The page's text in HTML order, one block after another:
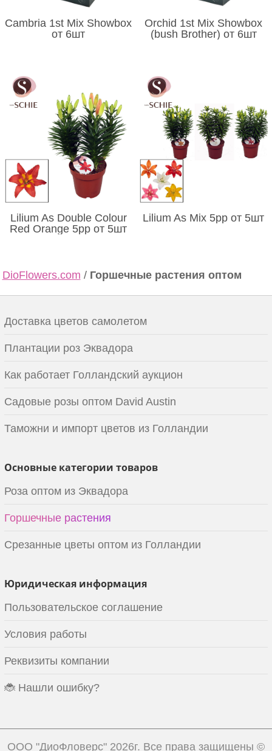
Cambria 1st Mix Showbox
от 6шт
Orchid 1st Mix Showbox
(bush Brother) от 6шт
Lilium As Double Colour
Red Orange 5pp от 5шт
Lilium As Mix 5pp от 5шт
DioFlowers.com / Горшечные растения оптом
Доставка цветов самолетом
Плантации роз Эквадора
Как работает Голландский аукцион
Садовые розы оптом David Austin
Таможни и импорт цветов из Голландии
Основные категории товаров
Роза оптом из Эквадора
Горшечные растения
Срезанные цветы оптом из Голландии
Юридическая информация
Пользовательское соглашение
Условия работы
Реквизиты компании
🐞 Нашли ошибку?
ООО "ДиоФловерс" 2026г. Все права защищены ©